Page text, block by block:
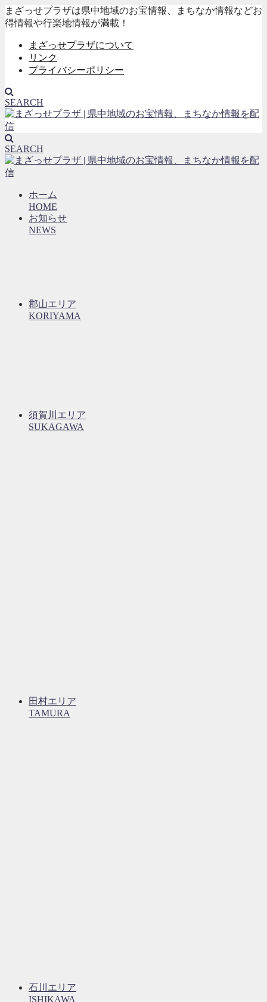
まざっせプラザは県中地域のお宝情報、まちなか情報などお
得情報や行楽地情報が満載！
まざっせプラザについて
リンク
プライバシーポリシー
SEARCH
SEARCH
ホーム
HOME
お知らせ
NEWS
郡山エリア
KORIYAMA
須賀川エリア
SUKAGAWA
田村エリア
TAMURA
石川エリア
ISHIKAWA